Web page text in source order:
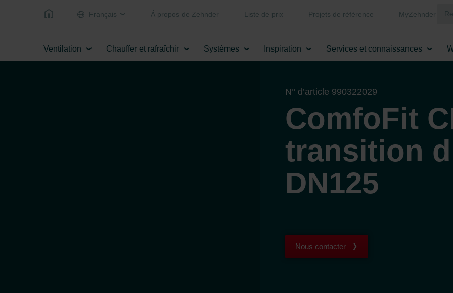
Français Á propos de Zehnder Liste de prix Projets de référence MyZehnder
Ventilation Chauffer et rafraîchir Systèmes Inspiration Services et connaissances
N° d’article 990322029
ComfoFit
transition
DN125
Nous contacter